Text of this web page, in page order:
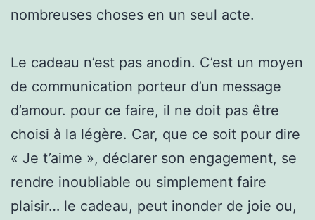
nombreuses choses en un seul acte.
Le cadeau n’est pas anodin. C’est un moyen
de communication porteur d’un message
d’amour. pour ce faire, il ne doit pas être
choisi à la légère. Car, que ce soit pour dire
« Je t’aime », déclarer son engagement, se
rendre inoubliable ou simplement faire
plaisir… le cadeau, peut inonder de joie ou,